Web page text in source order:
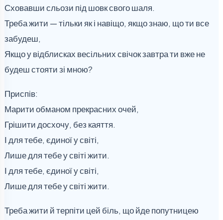
Сховавши сльози під шовк свого шаля.
Треба жити — тільки як і навіщо, якщо знаю, що ти все
забудеш,
Якщо у відблисках весільних свічок завтра ти вже не
будеш стояти зі мною?
Приспів:
Марити обманом прекрасних очей,
Грішити досхочу, без каяття.
І для тебе, єдиної у світі,
Лише для тебе у світі жити.
І для тебе, єдиної у світі,
Лише для тебе у світі жити.
Треба жити й терпіти цей біль, що йде попутницею